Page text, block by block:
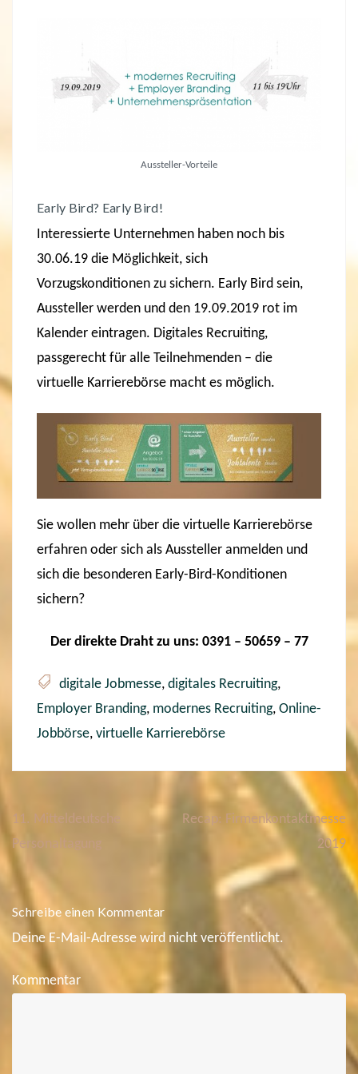
Aussteller-Vorteile
Early Bird? Early Bird!
Interessierte Unternehmen haben noch bis
30.06.19 die Möglichkeit, sich
Vorzugskonditionen zu sichern. Early Bird sein,
Aussteller werden und den 19.09.2019 rot im
Kalender eintragen. Digitales Recruiting,
passgerecht für alle Teilnehmenden – die
virtuelle Karrierebörse macht es möglich.
Sie wollen mehr über die virtuelle Karrierebörse
erfahren oder sich als Aussteller anmelden und
sich die besonderen Early-Bird-Konditionen
sichern?
Der direkte Draht zu uns: 0391 – 50659 – 77
digitale Jobmesse, digitales Recruiting,
Employer Branding, modernes Recruiting, Online-
Jobbörse, virtuelle Karrierebörse
e
a
g
s
v
i
11. Mitteldeutsche
Personaltagung
Recap: Firmenkontaktmesse
2019
Schreibe einen Kommentar
Deine E-Mail-Adresse wird nicht veröffentlicht.
Kommentar